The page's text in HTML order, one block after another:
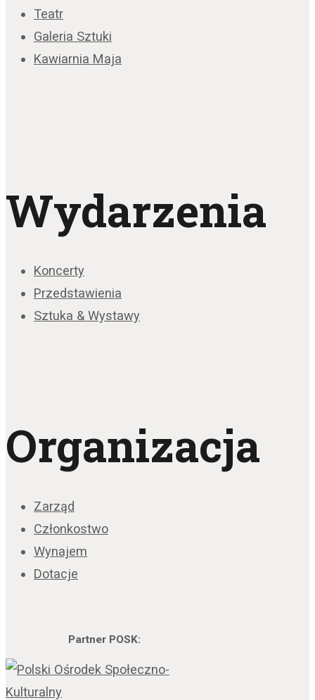
Teatr
Galeria Sztuki
Kawiarnia Maja
Wydarzenia
Koncerty
Przedstawienia
Sztuka & Wystawy
Organizacja
Zarząd
Członkostwo
Wynajem
Dotacje
Partner POSK: